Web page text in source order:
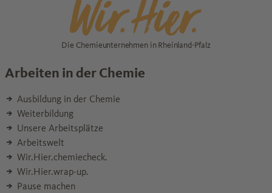
Die Chemieunternehmen in Rheinland-Pfalz
Arbeiten in der Chemie
Ausbildung in der Chemie
Weiterbildung
Unsere Arbeitsplätze
Arbeitswelt
Wir.Hier.chemiecheck.
Wir.Hier.wrap-up.
Pause machen